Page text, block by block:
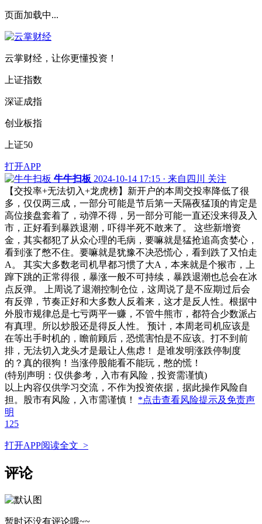
页面加载中...
云掌财经，让你更懂投资！
上证指数
深证成指
创业板指
上证50
打开APP
牛牛扫板 2024-10-14 17:15 · 来自四川
关注
【交投率+无法切入+龙虎榜】新开户的本周交投率降低了很
多，仅仅两三成，一部分可能是节后第一天隔夜猛顶的肯定是
高位接盘套着了，动弹不得，另一部分可能一直还没来得及入
市，正好看到暴跌退潮，吓得半死不敢来了。 这些新增资
金，其实都犯了从众心理的毛病，要嘛就是猛抢追高贪婪心，
看到涨了憋不住。要嘛就是犹豫不决恐慌心，看到跌了又怕走
A。 其实大多数老司机早都习惯了大A，本来就是个猴市，上
蹿下跳的正常得很，暴涨一般不可持续，暴跌退潮也总会在冰
点反弹。 上周说了退潮控制仓位，这周说了是不应期过后会
有反弹，节奏正好和大多数人反着来，这才是反人性。根据中
外股市规律总是七亏两平一赚，不管牛熊市，都符合少数派占
有真理。所以炒股还是得反人性。 预计，本周老司机应该是
在等出手时机的，瞻前顾后，恐慌害怕是不应该。打不到前
排，无法切入龙头才是最让人焦虑！ 是谁发明涨跌停制度
的？真的很狗！当涨停股能看不能玩，憋的慌！
(特别声明：仅供参考，入市有风险，投资需谨慎)
以上内容仅供学习交流，不作为投资依据，据此操作风险自
担。股市有风险，入市需谨慎！ *点击查看风险提示及免责声
明
125
打开APP阅读全文 >
评论
暂时还没有评论哦~~